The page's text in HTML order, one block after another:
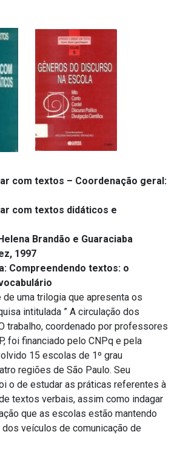
com textos – Coordenação geral:
com textos didáticos e
Brandão e Guaraciaba
1997
Compreendendo textos: o
uma trilogia que apresenta os
intitulada ” A circulação dos
trabalho, coordenado por professores
foi financiado pelo CNPq e pela
15 escolas de 1º grau
regiões de São Paulo. Seu
o de estudar as práticas referentes à
textos verbais, assim como indagar
que as escolas estão mantendo
veículos de comunicação de